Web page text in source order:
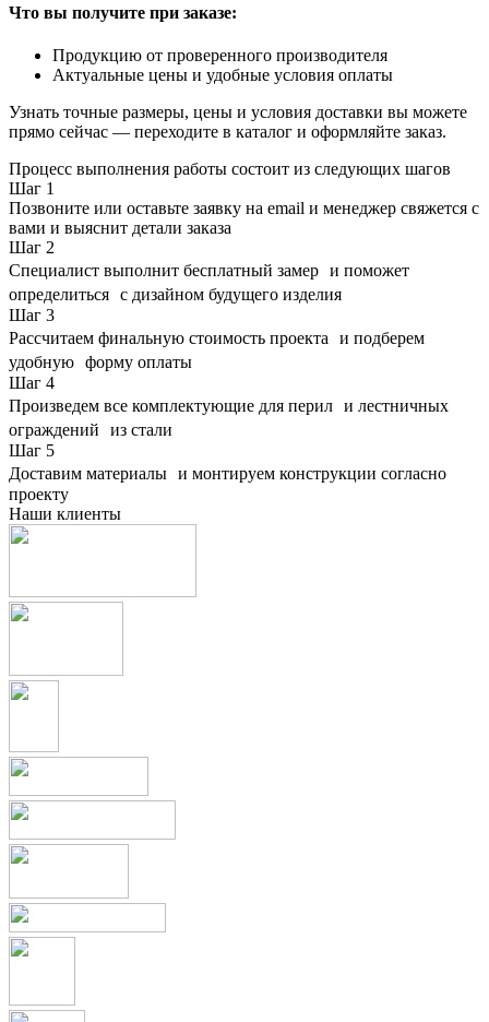
Что вы получите при заказе:
Продукцию от проверенного производителя
Актуальные цены и удобные условия оплаты
Узнать точные размеры, цены и условия доставки вы можете
прямо сейчас — переходите в каталог и оформляйте заказ.
Процесс выполнения работы состоит из следующих шагов
Шаг 1
Позвоните или оставьте заявку на email и менеджер свяжется с
вами и выяснит детали заказа
Шаг 2
Специалист выполнит бесплатный замер и поможет
определиться с дизайном будущего изделия
Шаг 3
Рассчитаем финальную стоимость проекта и подберем
удобную форму оплаты
Шаг 4
Произведем все комплектующие для перил и лестничных
ограждений из стали
Шаг 5
Доставим материалы и монтируем конструкции согласно
проекту
Наши клиенты